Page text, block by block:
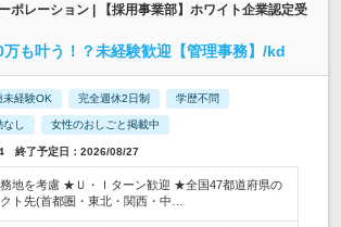
ポレーション | 【採用事業部】ホワイト企業認定受
も叶う！？未経験歓迎【管理事務】/kd
未経験OK 完全週休2日制 学歴不問
し 女性のおしごと掲載中
終了予定日：2026/08/27
地を考慮 ★Ｕ・Ｉターン歓迎 ★全国47都道府県の
ト先(首都圏・東北・関西・中…